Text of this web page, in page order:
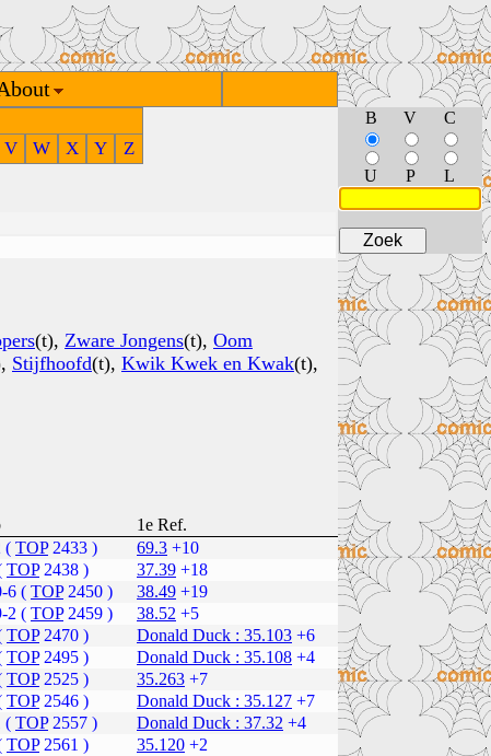
V W X Y Z
(t), Zware Jongens(t), Oom
Stijfhoofd(t), Kwik Kwek en Kwak(t),
1e Ref.
( TOP2433 ) 69.3 +10
TOP2438 ) 37.39 +18
6 ( TOP2450 ) 38.49 +19
2 ( TOP2459 ) 38.52 +5
TOP2470 ) Donald Duck : 35.103 +6
TOP2495 ) Donald Duck : 35.108 +4
TOP2525 ) 35.263 +7
TOP2546 ) Donald Duck : 35.127 +7
( TOP2557 ) Donald Duck : 37.32 +4
TOP2561 ) 35.120 +2
B V C
U P L